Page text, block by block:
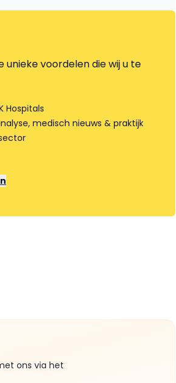
unieke voordelen die wij u te
Hospitals
medisch nieuws & praktijk
ons via het